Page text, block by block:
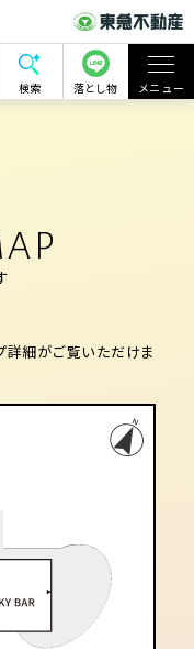
検索 落とし物 メニュー
細がご覧いただけま